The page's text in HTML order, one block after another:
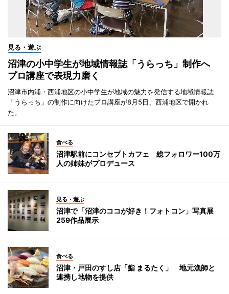
見る・遊ぶ
沼津の小中学生が地域情報誌「うらっち」制作へ
プロ講座で表現力磨く
沼津市内浦・西浦地区の小中学生が地域の魅力を発信する地域情報誌
「うらっち」の制作に向けたプロ講座が8月5日、西浦地区で開かれ
た。
食べる
沼津駅前にコンセプトカフェ 総フォロワー100万
人の姉妹がプロデュース
見る・遊ぶ
沼津で「沼津のココが好き！フォトコン」写真展
259作品展示
食べる
沼津・戸田のすし店「鮨 まるたく」 地元漁師と
連携し地物を提供